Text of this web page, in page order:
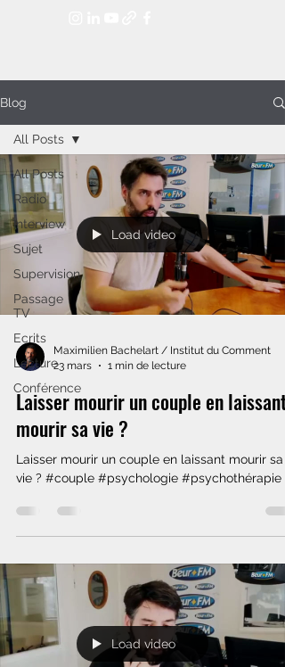
Blog
All Posts
Radio
Interview
Sujet
Supervision
Passage
TV
Ecrits
Lecture
Conférence
All Posts
Load video
Maximilien Bachelart / Institut du Comment
23 mars
1 min de lecture
Laisser mourir un couple en laissant
mourir sa vie ?
Laisser mourir un couple en laissant mourir sa
vie ? #couple #psychologie #psychothérapie
Load video